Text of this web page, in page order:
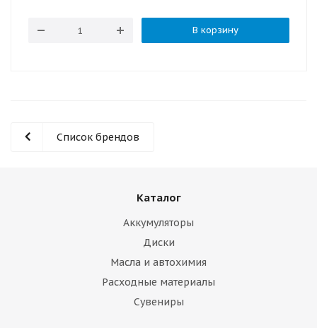
В корзину
Список брендов
Каталог
Аккумуляторы
Диски
Масла и автохимия
Расходные материалы
Сувениры